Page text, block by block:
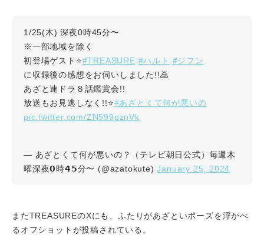
1/25(木) 深夜0時45分〜
※一部地域を除く
初登場ゲスト⭐️#TREASURE #ハルト #ジフン
に収録後の感想をお伺いしました!!🙇
あざと連ドラ８話鑑賞会!!
放送もお見逃しなく!!⭐️#あざとくて何が悪いの
pic.twitter.com/ZN599pznVk
— あざとくて何が悪いの？（テレビ朝日公式）毎週木
曜深夜𝟬時𝟰𝟱分〜 (@azatokute)January 25, 2024
またTREASUREのXにも、ふたりがあざといポーズを浮かべ
るオフショットが投稿されている。